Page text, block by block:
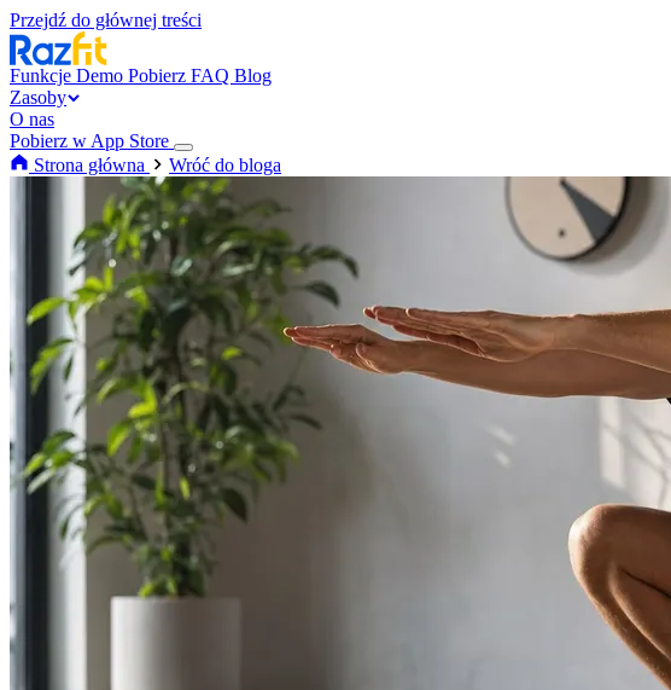
Przejdź do głównej treści
Funkcje Demo Pobierz FAQ Blog
Zasoby
O nas
Pobierz w App Store
Strona główna
Wróć do bloga